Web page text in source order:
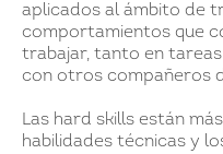
aplicados al ámbito de
comportamientos que
trabajar, tanto en
con otros compañeros
Las hard skills están
habilidades técnicas y